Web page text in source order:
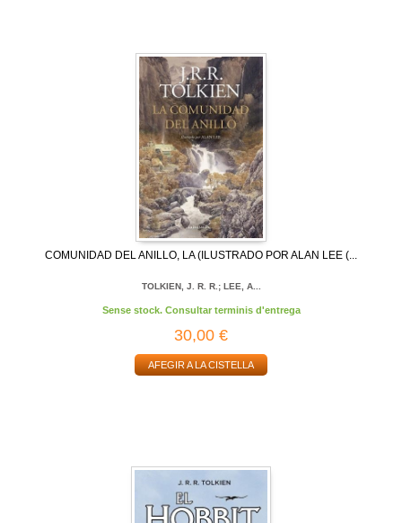
COMUNIDAD DEL ANILLO, LA (ILUSTRADO POR ALAN LEE (...
TOLKIEN, J. R. R.; LEE, A...
Sense stock. Consultar terminis d'entrega
30,00 €
AFEGIR A LA CISTELLA